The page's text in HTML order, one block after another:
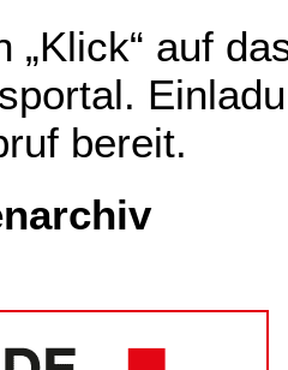
„Klick“ auf
bereit.